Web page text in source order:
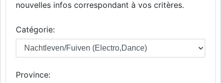
nouvelles infos correspondant à vos critères.
Catégorie:
Province: